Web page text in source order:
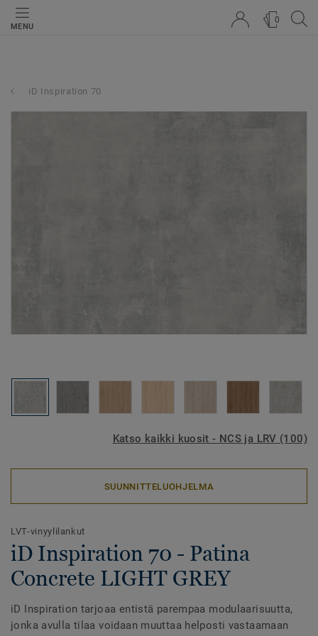
MENU
0
iD Inspiration 70
Katso kaikki kuosit - NCS ja LRV (100)
SUUNNITTELUOHJELMA
LVT-vinyylilankut
iD Inspiration 70 - Patina
Concrete LIGHT GREY
iD Inspiration tarjoaa entistä parempaa modulaarisuutta,
jonka avulla tilaa voidaan muuttaa helposti vastaamaan